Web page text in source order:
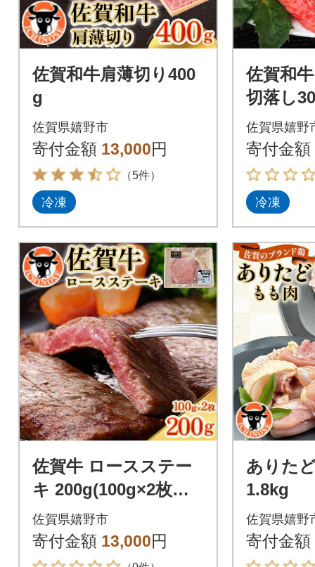
佐賀和牛肩薄切り400
g
佐賀県嬉野市
寄付金額 13,000円
（5件）
冷凍
佐賀和
切落し
佐賀県嬉野
寄付金額
冷凍
佐賀牛 ロースステー
キ 200g(100g×2枚切
り)
佐賀県嬉野市
寄付金額 13,000円
ありた
1.8kg
佐賀県嬉野
寄付金額